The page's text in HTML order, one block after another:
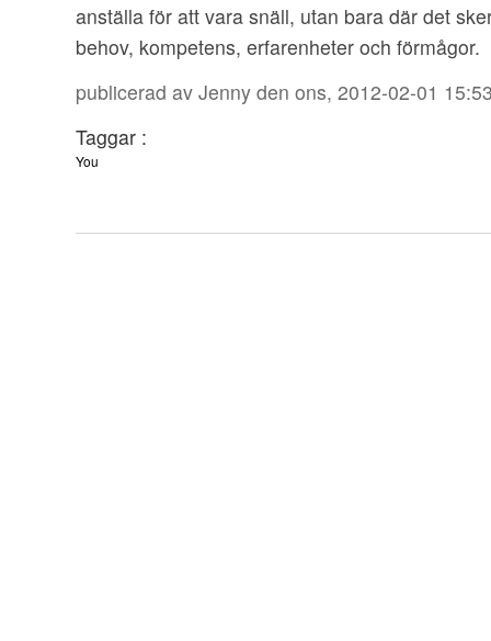
anställa för att vara snäll, utan bara där det
behov, kompetens, erfarenheter och förmågor.
publicerad av Jennyden ons, 2012-02-01
Taggar :
You